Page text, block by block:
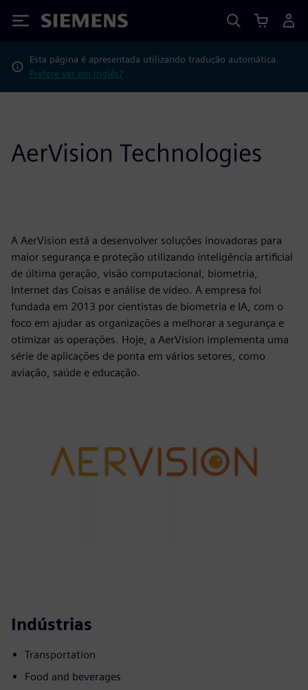
Siemens
Esta página é apresentada utilizando tradução automática.
Prefere ver em inglês?
AerVision Technologies
A AerVision está a desenvolver soluções inovadoras para
maior segurança e proteção utilizando inteligência artificial
de última geração, visão computacional, biometria,
Internet das Coisas e análise de vídeo. A empresa foi
fundada em 2013 por cientistas de biometria e IA, com o
foco em ajudar as organizações a melhorar a segurança e
otimizar as operações. Hoje, a AerVision implementa uma
série de aplicações de ponta em vários setores, como
aviação, saúde e educação.
Indústrias
Transportation
Food and beverages